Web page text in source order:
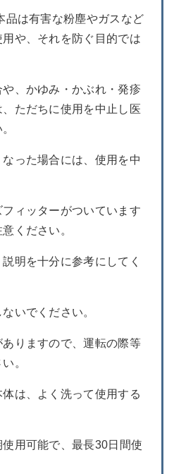
品は有害な粉塵やガスなど
や、それを防ぐ目的では
や、かゆみ・かぶれ・発疹
ただちに使用を中止し医
なった場合には、使用を中
フィッターがついています
ください。
明を十分に参考にしてく
いでください。
ありますので、運転の際等
。
体は、よく洗って使用する
使用可能で、最長30日間使